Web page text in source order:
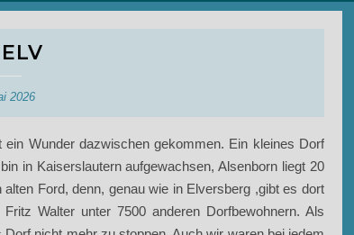
2026
Wunder dazwischen gekommen. Ein kleines Dorf
in Kaiserslautern aufgewachsen, Alsenborn liegt 20
Ford, denn, genau wie in Elversberg ,gibt es dort
Walter unter 7500 anderen Dorfbewohnern. Als